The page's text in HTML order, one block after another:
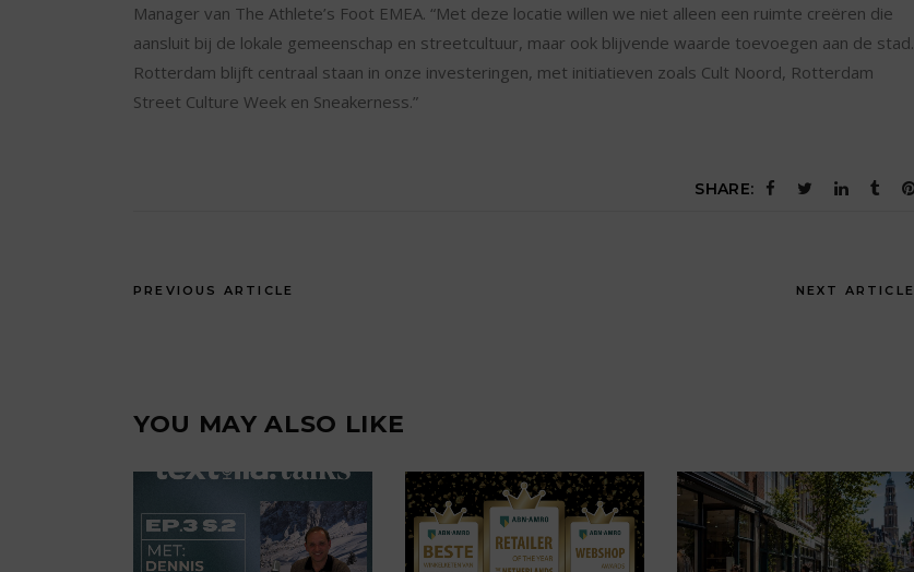
Manager van The Athlete’s Foot EMEA. “Met deze locatie willen we niet alleen een ruimte creëren die
aansluit bij de lokale gemeenschap en streetcultuur, maar ook blijvende waarde toevoegen aan de stad.
Rotterdam blijft centraal staan in onze investeringen, met initiatieven zoals Cult Noord, Rotterdam
Street Culture Week en Sneakerness.”
SHARE:
PREVIOUS ARTICLE NEXT ARTICLE
YOU MAY ALSO LIKE